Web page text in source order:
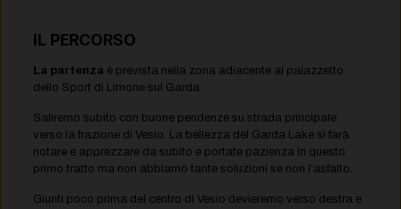
IL PERCORSO
La partenzaè prevista nella zona adiacente al palazzetto
dello Sport di Limone sul Garda.
Saliremo subito con buone pendenze su strada principale
verso la frazione di Vesio. La bellezza del Garda Lake si farà
notare e apprezzare da subito e portate pazienza in questo
primo tratto ma non abbiamo tante soluzioni se non l’asfalto.
Giunti poco prima del centro di Vesio devieremo verso destra e